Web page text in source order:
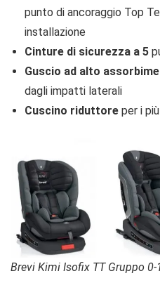
punto di ancoraggio Top
installazione
Cinture di sicurezza a 5
Guscio ad alto
dagli impatti laterali
Cuscino riduttore per i
Brevi Kimi Isofix TT Gruppo 0-